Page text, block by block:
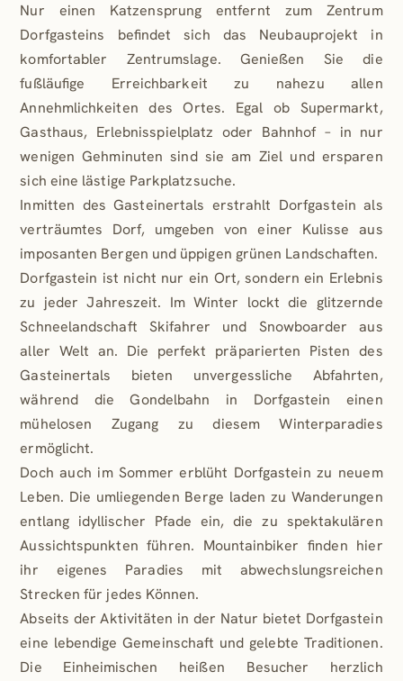
Nur einen Katzensprung entfernt zum Zentrum
Dorfgasteins befindet sich das Neubauprojekt in
komfortabler Zentrumslage. Genießen Sie die
fußläufige Erreichbarkeit zu nahezu allen
Annehmlichkeiten des Ortes. Egal ob Supermarkt,
Gasthaus, Erlebnisspielplatz oder Bahnhof – in nur
wenigen Gehminuten sind sie am Ziel und ersparen
sich eine lästige Parkplatzsuche.
Inmitten des Gasteinertals erstrahlt Dorfgastein als
verträumtes Dorf, umgeben von einer Kulisse aus
imposanten Bergen und üppigen grünen Landschaften.
Dorfgastein ist nicht nur ein Ort, sondern ein Erlebnis
zu jeder Jahreszeit. Im Winter lockt die glitzernde
Schneelandschaft Skifahrer und Snowboarder aus
aller Welt an. Die perfekt präparierten Pisten des
Gasteinertals bieten unvergessliche Abfahrten,
während die Gondelbahn in Dorfgastein einen
mühelosen Zugang zu diesem Winterparadies
ermöglicht.
Doch auch im Sommer erblüht Dorfgastein zu neuem
Leben. Die umliegenden Berge laden zu Wanderungen
entlang idyllischer Pfade ein, die zu spektakulären
Aussichtspunkten führen. Mountainbiker finden hier
ihr eigenes Paradies mit abwechslungsreichen
Strecken für jedes Können.
Abseits der Aktivitäten in der Natur bietet Dorfgastein
eine lebendige Gemeinschaft und gelebte Traditionen.
Die Einheimischen heißen Besucher herzlich